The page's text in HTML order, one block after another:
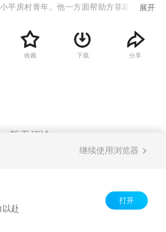
平房村青年。他一方面帮助方菲建大棚，
。庄兴源对宋敏一见钟情； 燕华从小便爱
，而钱明又苦恋着燕华。 大学初恋欧阳前
资，要和方菲破镜重圆。学成归来的博士桃
展开
收藏 下载 分享
暂无评论
继续使用浏览器
以赴
打开